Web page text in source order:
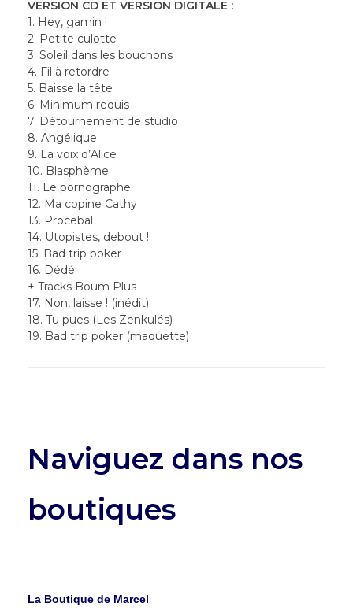
VERSION CD ET VERSION DIGITALE :
1. Hey, gamin !
2. Petite culotte
3. Soleil dans les bouchons
4. Fil à retordre
5. Baisse la tête
6. Minimum requis
7. Détournement de studio
8. Angélique
9. La voix d’Alice
10. Blasphème
11. Le pornographe
12. Ma copine Cathy
13. Procebal
14. Utopistes, debout !
15. Bad trip poker
16. Dédé
+ Tracks Boum Plus
17. Non, laisse ! (inédit)
18. Tu pues (Les Zenkulés)
19. Bad trip poker (maquette)
Naviguez dans nos
boutiques
La Boutique de Marcel